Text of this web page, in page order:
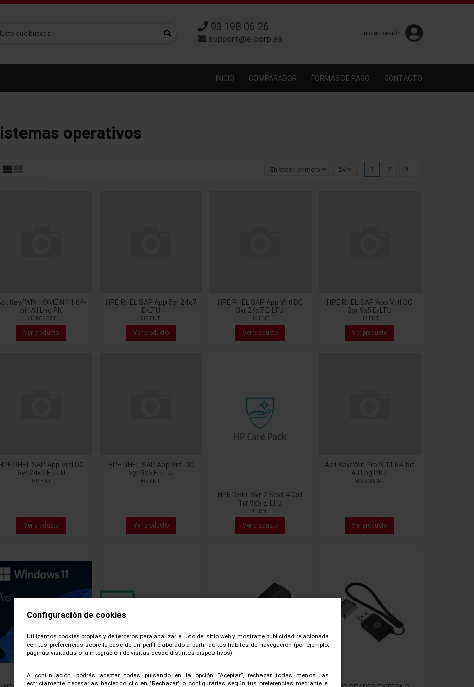
Configuración de cookies
Utilizamos cookies propias y de terceros para analizar el uso del sitio web y mostrarte publicidad relacionada
con tus preferencias sobre la base de un perfil elaborado a partir de tus hábitos de navegación (por ejemplo,
páginas visitadas o la integración de visitas desde distintos dispositivos).
A continuación, podrás aceptar todas pulsando en la opción “Aceptar”, rechazar todas menos las
estrictamente necesarias haciendo clic en "Rechazar" o configurarlas según tus preferencias mediante el
93 198 06 26
support@e-corp.es
Iniciar sesión
CONTACTO
FORMAS DE PAGO
COMPARADOR
INICIO
operativos
En stock primero 24 1 2
Key/WIN HOME N 11 64-
bit All Lng PK
MICROSOFT
Ver producto
HPE RHEL SAP App 5yr 24x7
E-LTU
HP ENT
Ver producto
HPE RHEL SAP App Vrtl DC
3yr 24x7 E-LTU
HP ENT
Ver producto
HPE RHEL SAP App Vrtl DC
3yr 9x5 E-LTU
HP ENT
Ver producto
HPE RHEL SAP App Vrtl DC
5yr 24x7 E-LTU
HP ENT
Ver producto
HPE RHEL SAP App Vrtl DC
5yr 9x5 E-LTU
HP ENT
Ver producto
HPE RHEL Svr 2 Sckt 4 Gst
1yr 9x5 E-LTU
HP ENT
Ver producto
Act Key/Win Pro N 11 64-bit
All Lng PK L
MICROSOFT
Ver producto